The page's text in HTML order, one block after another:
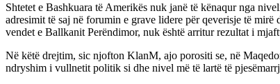
Shtetet e Bashkuara të Amerikës nuk janë të kënaqur nga
adresimit të saj në forumin e grave lidere për qeverisje të
vendet e Ballkanit Perëndimor, nuk është arritur rezultat i
Në këtë drejtim, sic njofton KlanM, ajo porositi se, në
ndryshim i vullnetit politik si dhe nivel më të lartë të